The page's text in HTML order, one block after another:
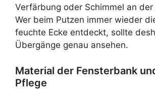
Verfärbung oder Schimmel an
Wer beim Putzen immer wieder
feuchte Ecke entdeckt, sollte
Übergänge genau ansehen.
Material der Fensterbank
Pflege